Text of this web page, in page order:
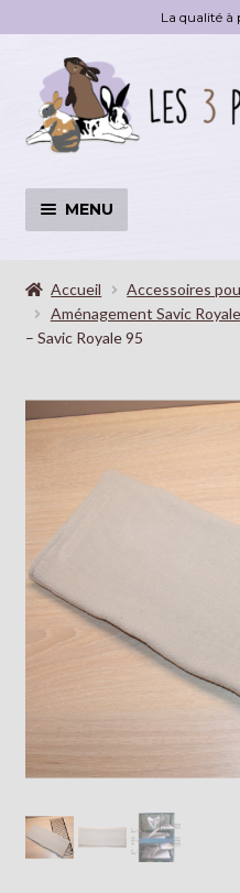
La qualité à
Aller
navigation
Aller
au
contenu
MENU
Livre
Galerie
Accueil Accessoires
Aménagement Savic
– Savic Royale 95